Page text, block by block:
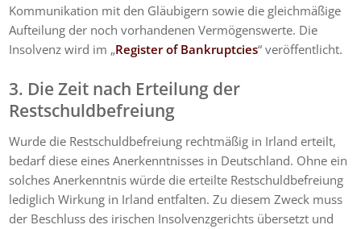
Kommunikation mit den Gläubigern sowie die gleichmäßige
Aufteilung der noch vorhandenen Vermögenswerte. Die
Insolvenz wird im „Register of Bankruptcies“ veröffentlicht.
3. Die Zeit nach Erteilung der
Restschuldbefreiung
Wurde die Restschuldbefreiung rechtmäßig in Irland erteilt,
bedarf diese eines Anerkenntnisses in Deutschland. Ohne ein
solches Anerkenntnis würde die erteilte Restschuldbefreiung
lediglich Wirkung in Irland entfalten. Zu diesem Zweck muss
der Beschluss des irischen Insolvenzgerichts übersetzt und